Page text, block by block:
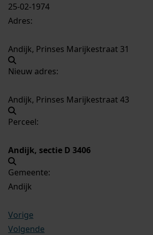
25-02-1974
Adres:
Andijk, Prinses Marijkestraat 31
Nieuw adres:
Andijk, Prinses Marijkestraat 43
Perceel:
Andijk, sectie D 3406
Gemeente:
Andijk
Vorige
Volgende